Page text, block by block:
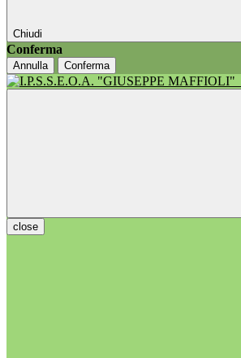
Chiudi
Conferma
Annulla Conferma
close